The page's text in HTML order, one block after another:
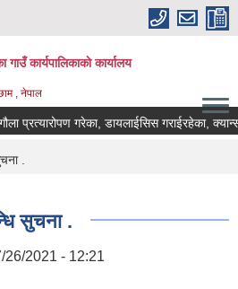
गाउँ कार्यपालिकाकाे कार्यालय
, नेपाल
प्रत्यारोपण गरेका, डायलाईसिस गराईरहेका,
.
सुचना .
26/2021 - 12:21